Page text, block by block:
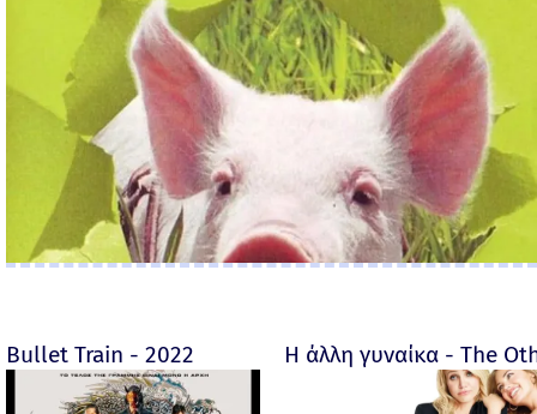
Bullet Train - 2022 Η άλλη γυναίκα - The